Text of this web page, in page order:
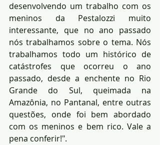
desenvolvendo um trabalho com os
meninos da Pestalozzi muito
interessante, que no ano passado
nós trabalhamos sobre o tema. Nós
trabalhamos todo um histórico de
catástrofes que ocorreu o ano
passado, desde a enchente no Rio
Grande do Sul, queimada na
Amazônia, no Pantanal, entre outras
questões, onde foi bem abordado
com os meninos e bem rico. Vale a
pena conferir!".